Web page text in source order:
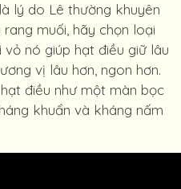
lý do Lê thường khuyên
muối, hãy chọn loại
nó giúp hạt điều giữ lâu
vị lâu hơn, ngon hơn.
điều như một màn bọc
khuẩn và kháng nấm